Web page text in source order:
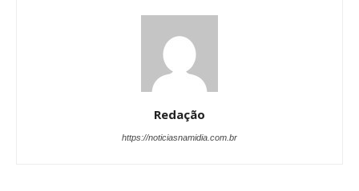
Redação
https://noticiasnamidia.com.br